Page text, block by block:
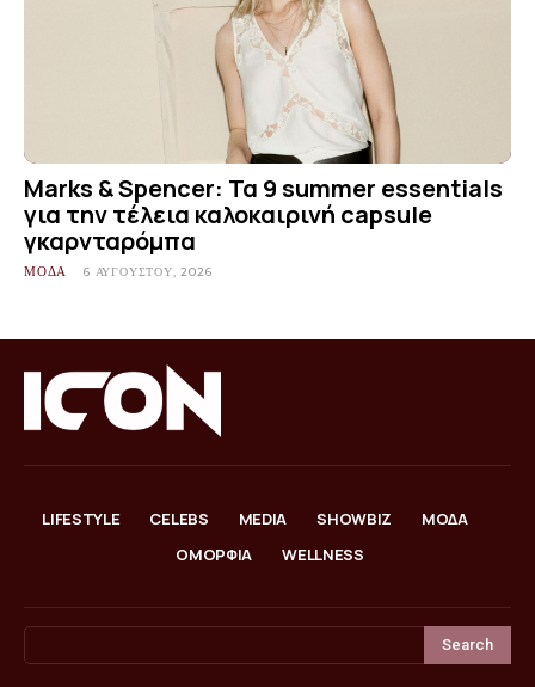
Marks & Spencer: Τα 9 summer essentials
για την τέλεια καλοκαιρινή capsule
γκαρνταρόμπα
ΜΟΔΑ 6 ΑΥΓΟΎΣΤΟΥ, 2026
LIFESTYLE CELEBS MEDIA SHOWBIZ
ΜΟΔΑ
ΟΜΟΡΦΙΑ
WELLNESS
Search